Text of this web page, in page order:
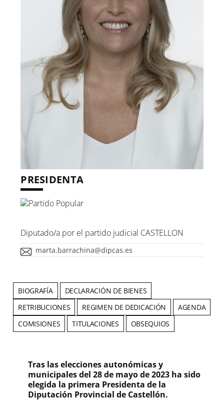
PRESIDENTA
Diputado/a por el partido judicial CASTELLON
marta.barrachina@dipcas.es
BIOGRAFÍA
DECLARACIÓN DE BIENES
RETRIBUCIONES
REGIMEN DE DEDICACIÓN
AGENDA
COMISIONES
TITULACIONES OBSEQUIOS
Tras las elecciones autonómicas y
municipales del 28 de mayo de 2023 ha sido
elegida la primera Presidenta de la
Diputación Provincial de Castellón.